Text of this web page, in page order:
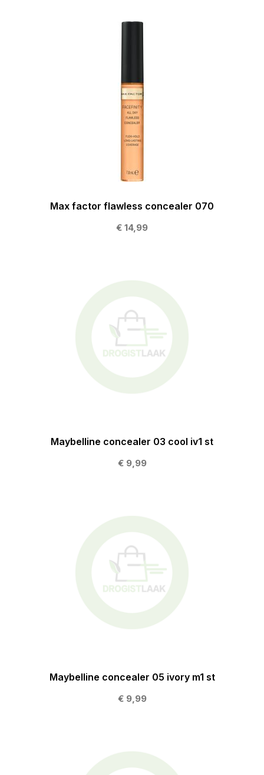
Max factor flawless concealer 070
€ 14,99
Maybelline concealer 03 cool iv1 st
€ 9,99
Maybelline concealer 05 ivory m1 st
€ 9,99